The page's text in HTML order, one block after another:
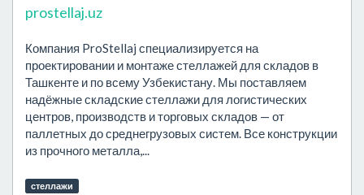
prostellaj.uz
Компания ProStellaj специализируется на
проектировании и монтаже стеллажей для складов в
Ташкенте и по всему Узбекистану. Мы поставляем
надёжные складские стеллажи для логистических
центров, производств и торговых складов — от
паллетных до среднегрузовых систем. Все конструкции
из прочного металла,...
стеллажи